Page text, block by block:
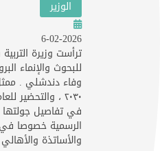
الوزير
6-02-2026
وفاء دندشلي .
٢٠٣٠ ،
في تفاصيل
الرسمية خصوصا في
والأساتذة والأهالي